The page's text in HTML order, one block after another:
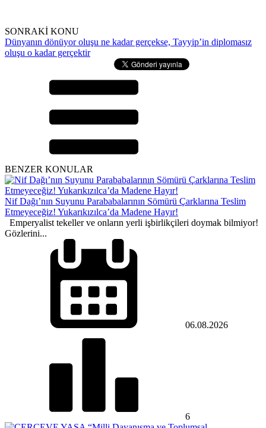
SONRAKİ KONU
Dünyanın dönüyor oluşu ne kadar gerçekse, Tayyip’in diplomasız
oluşu o kadar gerçektir
BENZER KONULAR
Nif Dağı’nın Suyunu Parababalarının Sömürü Çarklarına Teslim
Etmeyeceğiz! Yukarıkızılca’da Madene Hayır!
Emperyalist tekeller ve onların yerli işbirlikçileri doymak bilmiyor!
Gözlerini...
06.08.2026
6